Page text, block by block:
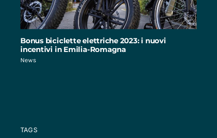
Bonus biciclette elettriche 2023: i nuovi
incentivi in Emilia-Romagna
News
TAGS